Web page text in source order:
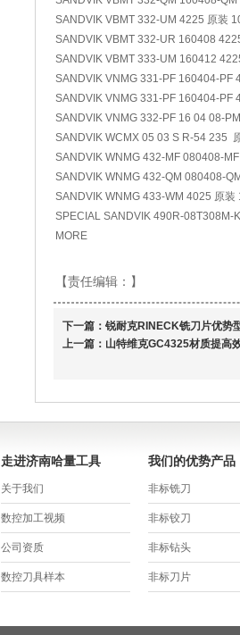
SANDVIK VBMT 332-UM 4225 原装
SANDVIK VBMT 332-UR 160408
SANDVIK VBMT 333-UM 160412
SANDVIK VNMG 331-PF 160404-PF
SANDVIK VNMG 331-PF 160404-PF
SANDVIK VNMG 332-PF 16 04 08-
SANDVIK WCMX 05 03 S R-54 235
SANDVIK WNMG 432-MF 080408-
SANDVIK WNMG 432-QM 080408-
SANDVIK WNMG 433-WM 4025 原装
SPECIAL SANDVIK 490R-
MORE
【责任编辑： 】
下一篇： 锐耐克RINECK铣刀片优势
上一篇： 山特维克GC4325材质提高
走进济南哈量工具
关于我们
数控加工视频
公司资质
数控刀具样本
我们的优势产品
非标铣刀
非标铰刀
非标钻头
非标刀片